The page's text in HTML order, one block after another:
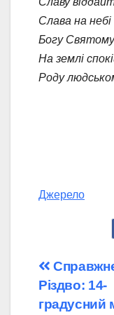
Слава на небі
Богу
На землі
Роду
Джерело
Різдво: 14-
градусний